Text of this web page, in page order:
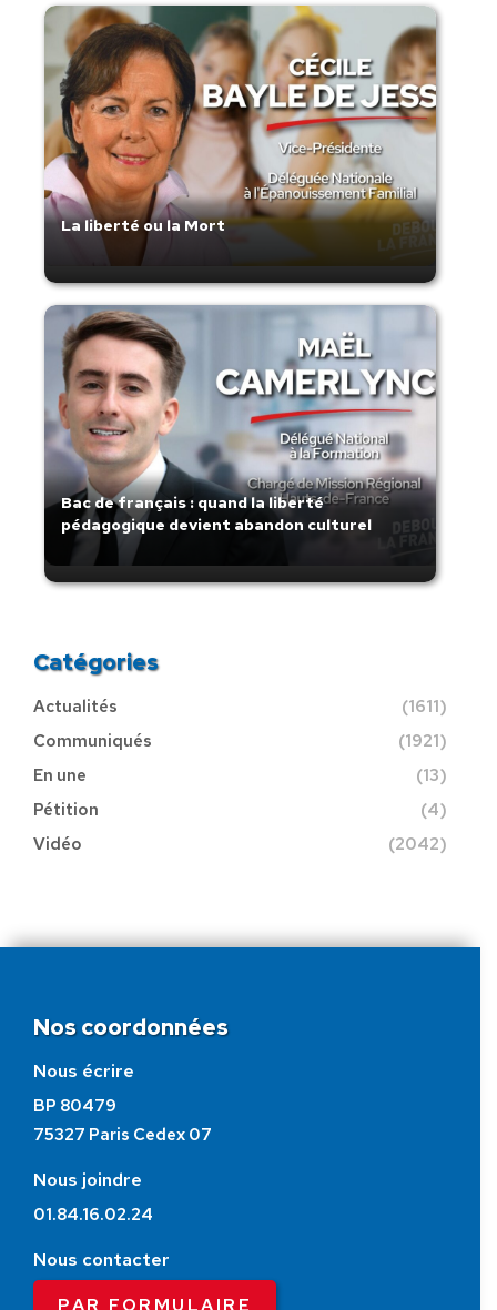
La liberté ou la Mort
Bac de français : quand la liberté
pédagogique devient abandon culturel
Catégories
Actualités
(1611)
Communiqués
(1921)
En une
(13)
Pétition
(4)
Vidéo
(2042)
Nos coordonnées
Nous écrire
BP 80479
75327 Paris Cedex 07
Nous joindre
01.84.16.02.24
Nous contacter
PAR FORMULAIRE